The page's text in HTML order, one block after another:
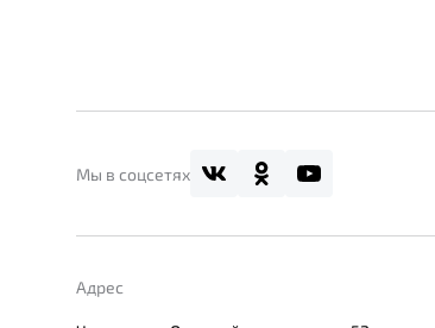
Мы в соцсетях
Адрес